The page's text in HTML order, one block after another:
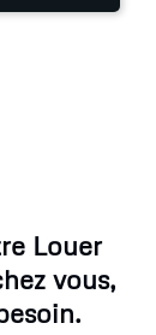
Louer
vous,